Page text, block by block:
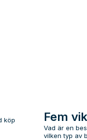
köp
Fem
Vad är en
vilken typ av